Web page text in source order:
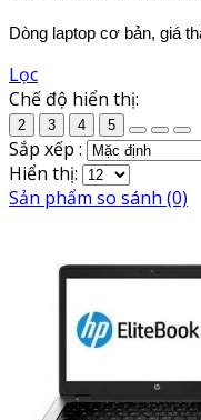
Dòng laptop cơ bản, giá
Lọc
Chế độ hiển thị:
2 3 4 5
Sắp xếp :
Hiển thị:
Sản phẩm so sánh (0)